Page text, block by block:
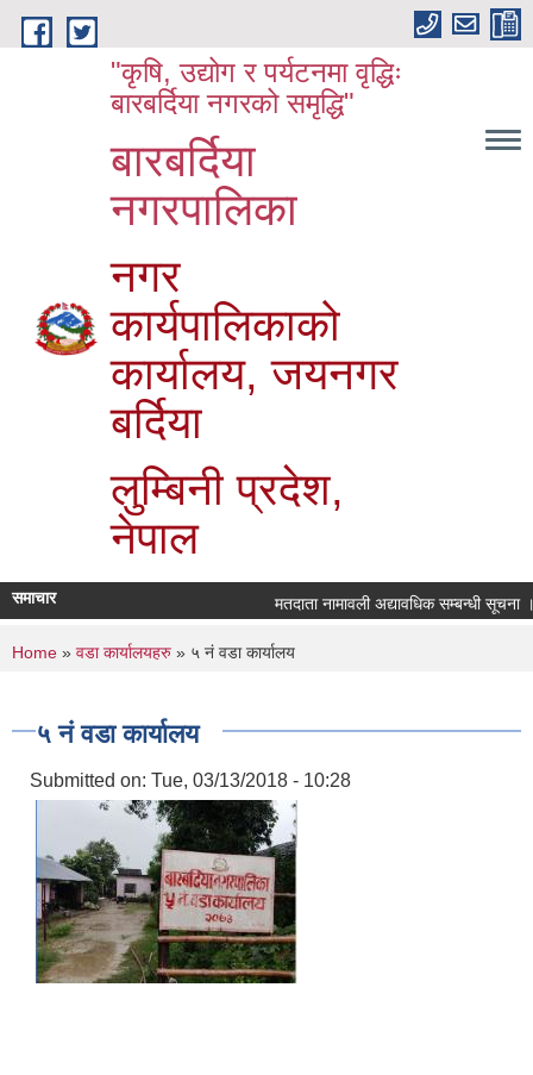
Skip to main content
"कृषि, उद्योग र पर्यटनमा वृद्धिः
बारबर्दिया नगरको समृद्धि"
बारबर्दिया
नगरपालिका
नगर
कार्यपालिकाको
कार्यालय, जयनगर
बर्दिया
लुम्बिनी प्रदेश,
नेपाल
समाचार मतदाता नामावली अद्यावधिक सम्बन्धी सूचना ।
You are here
Home » वडा कार्यालयहरु » ५ नं वडा कार्यालय
५ नं वडा कार्यालय
Submitted on: Tue, 03/13/2018 - 10:28